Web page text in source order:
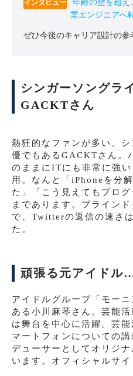
年齢の壁を超え
業エンジニアへ
ぜひ今後のキャリア設計の参
シンガーソングラ
GACKTさん
熱狂的なファンが多い、
優でもあるGACKTさん。
のままにITにも非常に強
用。なんと「iPhoneを分
た」「こう見えてもプロ
まであります。ブライン
で、Twitterの返信の速さ
た。
頑張る元アイドル
アイドルグループ「モー
ある小川麻琴さん。芸能
は舞台を中心に活躍。芸
マートフォンについての
デューサーとしてオリジ
います。オフィシャルサイ